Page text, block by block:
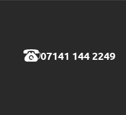
07141 144 2249